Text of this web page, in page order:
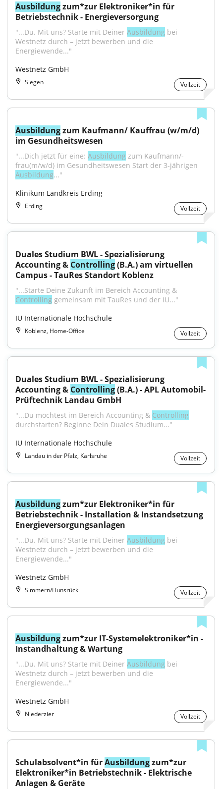
Ausbildung zum*zur Elektroniker*in für
Betriebstechnik - Energieversorgung
"...Du. Mit uns? Starte mit Deiner Ausbildung bei
Westnetz durch – jetzt bewerben und die
Energiewende..."
Westnetz GmbH
Siegen Vollzeit
Ausbildung zum Kaufmann/ Kauffrau (w/m/d)
im Gesundheitswesen
"...Dich jetzt für eine: Ausbildung zum Kaufmann/-
Ausbildung..."
Klinikum Landkreis Erding
Erding Vollzeit
Duales Studium BWL - Spezialisierung
Accounting & Controlling (B.A.) am virtuellen
Campus - TauRes Standort Koblenz
Controlling gemeinsam mit TauRes und der IU..."
IU Internationale Hochschule
Koblenz, Home-Office Vollzeit
Duales Studium BWL - Spezialisierung
Accounting & Controlling (B.A.) - APL Automobil-
Prüftechnik Landau GmbH
"...Du möchtest im Bereich Accounting & Controlling
durchstarten? Beginne Dein Duales Studium..."
IU Internationale Hochschule
Landau in der Pfalz, Karlsruhe Vollzeit
Ausbildung zum*zur Elektroniker*in für
Betriebstechnik - Installation & Instandsetzung
Energieversorgungsanlagen
"...Du. Mit uns? Starte mit Deiner Ausbildung bei
Westnetz durch – jetzt bewerben und die
Energiewende..."
Westnetz GmbH
Simmern/Hunsrück Vollzeit
Ausbildung zum*zur IT-Systemelektroniker*in -
Instandhaltung & Wartung
"...Du. Mit uns? Starte mit Deiner Ausbildung bei
Westnetz durch – jetzt bewerben und die
Energiewende..."
Westnetz GmbH
Niederzier Vollzeit
Schulabsolvent*in für Ausbildung zum*zur
Elektroniker*in Betriebstechnik - Elektrische
Anlagen & Geräte